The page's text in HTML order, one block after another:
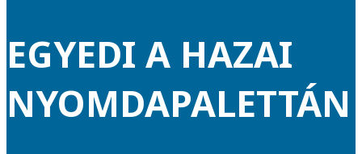
EGYEDI A HAZAI
NYOMDAPALETTÁN